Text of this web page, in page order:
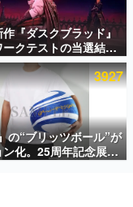
ュー数万以上！ などな
ミ渾身の“殿堂入り”記
作時のエピソードをお
作『ダスクブラッド』
クテストの当選結果
22時に発表。応募サイ
ージから確認可能、
は8月21日～24日
3927
の“ブリッツボール”が
ン化。25周年記念展
FANTASY X